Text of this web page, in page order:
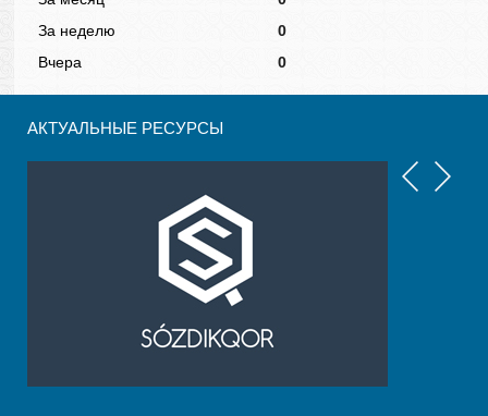
За неделю
0
Вчера
0
АКТУАЛЬНЫЕ РЕСУРСЫ